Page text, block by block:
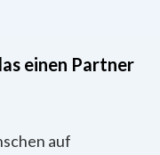
einen Partner
auf